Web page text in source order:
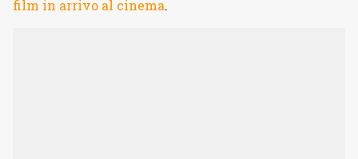
film in arrivo al cinema.